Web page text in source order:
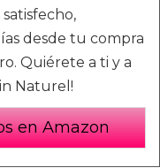
satisfecho,
desde tu compra
Quiérete a ti y a
Naturel!
en Amazon